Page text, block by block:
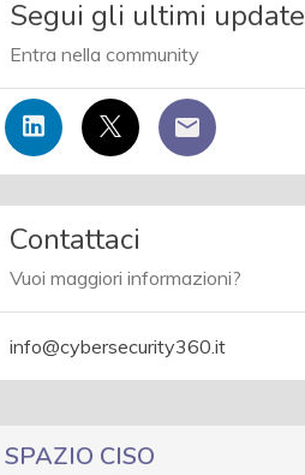
Segui gli ultimi update
Entra nella community
Contattaci
Vuoi maggiori informazioni?
info@cybersecurity360.it
SPAZIO CISO